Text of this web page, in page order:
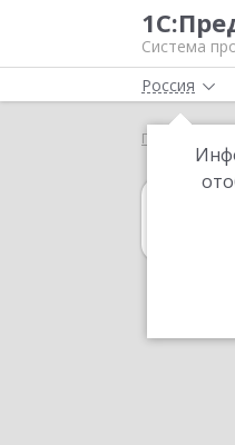
Система
Россия
Главная